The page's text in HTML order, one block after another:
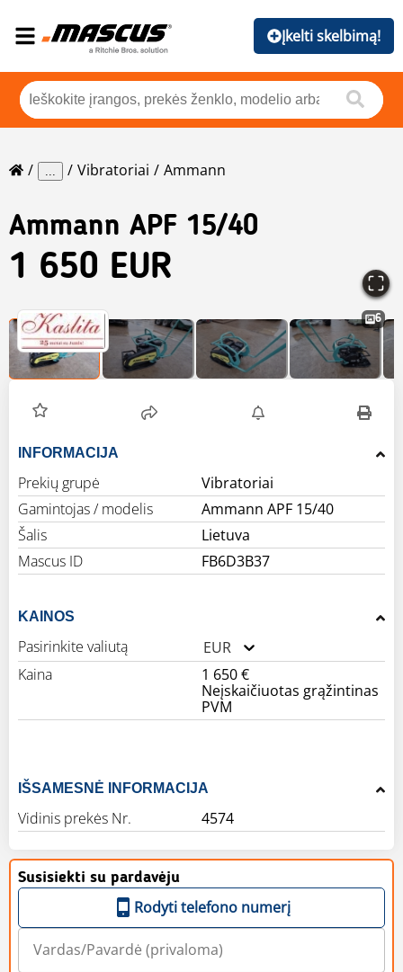
Įkelti skelbimą!
... Vibratoriai Ammann
Ammann APF 15/40
1 650 EUR
6
INFORMACIJA
Prekių grupė
Vibratoriai
Gamintojas / modelis
Ammann APF 15/40
Šalis
Lietuva
Mascus ID
FB6D3B37
KAINOS
Pasirinkite valiutą
EUR
Kaina
1 650 €
Neįskaičiuotas grąžintinas
PVM
IŠSAMESNĖ INFORMACIJA
Vidinis prekės Nr. 4574
Susisiekti su pardavėju
Rodyti telefono numerį